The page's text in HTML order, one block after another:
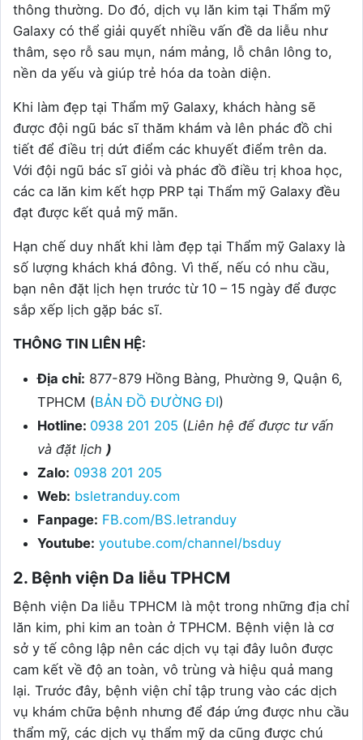
thông thường. Do đó, dịch vụ lăn kim tại Thẩm mỹ
Galaxy có thể giải quyết nhiều vấn đề da liễu như
thâm, sẹo rỗ sau mụn, nám mảng, lỗ chân lông to,
nền da yếu và giúp trẻ hóa da toàn diện.
Khi làm đẹp tại Thẩm mỹ Galaxy, khách hàng sẽ
được đội ngũ bác sĩ thăm khám và lên phác đồ chi
tiết để điều trị dứt điểm các khuyết điểm trên da.
Với đội ngũ bác sĩ giỏi và phác đồ điều trị khoa học,
các ca lăn kim kết hợp PRP tại Thẩm mỹ Galaxy đều
đạt được kết quả mỹ mãn.
Hạn chế duy nhất khi làm đẹp tại Thẩm mỹ Galaxy là
số lượng khách khá đông. Vì thế, nếu có nhu cầu,
bạn nên đặt lịch hẹn trước từ 10 – 15 ngày để được
sắp xếp lịch gặp bác sĩ.
THÔNG TIN LIÊN HỆ:
Địa chỉ: 877-879 Hồng Bàng, Phường 9, Quận 6,
TPHCM (BẢN ĐỒ ĐƯỜNG ĐI)
Hotline: 0938 201 205 (Liên hệ để được tư vấn
và đặt lịch )
Zalo: 0938 201 205
Web: bsletranduy.com
Fanpage: FB.com/BS.letranduy
Youtube: youtube.com/channel/bsduy
2. Bệnh viện Da liễu TPHCM
Bệnh viện Da liễu TPHCM là một trong những địa chỉ
lăn kim, phi kim an toàn ở TPHCM. Bệnh viện là cơ
sở y tế công lập nên các dịch vụ tại đây luôn được
cam kết về độ an toàn, vô trùng và hiệu quả mang
lại. Trước đây, bệnh viện chỉ tập trung vào các dịch
vụ khám chữa bệnh nhưng để đáp ứng được nhu cầu
thẩm mỹ, các dịch vụ thẩm mỹ da cũng được chú